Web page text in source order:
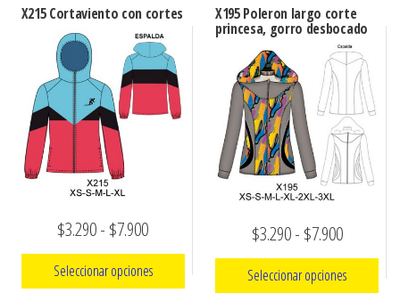
X215 Cortaviento con cortes
$3.290- $7.900Rango
de
precios:
Seleccionar opciones
X195 Poleron largo corte
princesa, gorro desbocado
$3.290- $7.900Rango
de
precios:
Seleccionar opciones